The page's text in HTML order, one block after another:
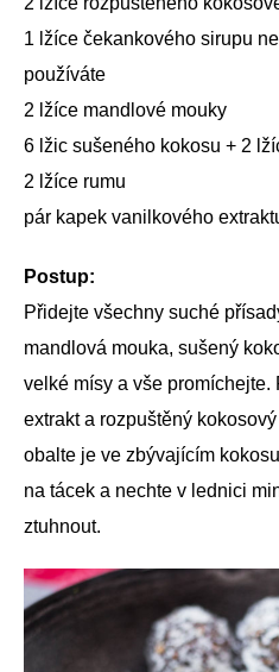
1 lžíce čekankového sirupu
používáte
2 lžíce mandlové mouky
6 lžic sušeného kokosu + 2
2 lžíce rumu
pár kapek vanilkového
Postup:
Přidejte všechny suché
mandlová mouka, sušený
velké mísy a vše promíchejte.
extrakt a rozpuštěný
obalte je ve zbývajícím
na tácek a nechte v lednici
ztuhnout.